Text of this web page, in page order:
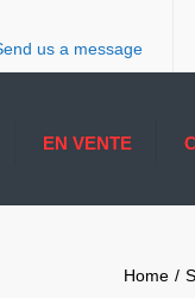
us a message
EN VENTE
Home